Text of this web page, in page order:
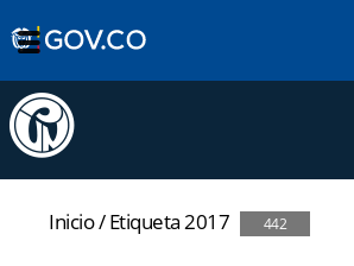
Inicio/Etiqueta2017 442